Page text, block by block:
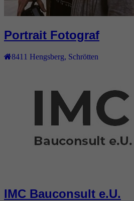
Portrait Fotograf
8411 Hengsberg Schrötten
IMC Bauconsult e.U.